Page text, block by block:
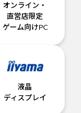
オンライン・
直営店限定
ゲーム向けPC
液晶
ディスプレイ